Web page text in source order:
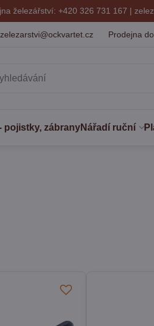
železářství: +420 326 731 167 |
Prodejna
pojistky, zábranyNářadí ruční